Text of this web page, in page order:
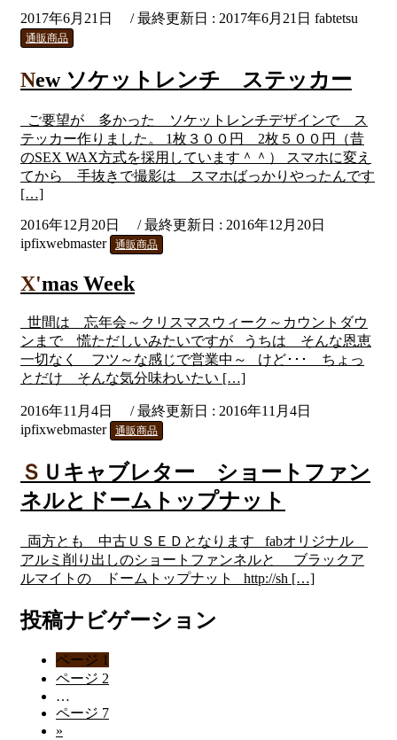
2017年6月21日 / 最終更新日 : 2017年6月21日 fabtetsu
通販商品
New ソケットレンチ ステッカー
ご要望が 多かった ソケットレンチデザインで ス
テッカー作りました。 1枚３００円 2枚５００円（昔
のSEX WAX方式を採用しています＾＾） スマホに変え
てから 手抜きで撮影は スマホばっかりやったんです
[…]
2016年12月20日 / 最終更新日 : 2016年12月20日
ipfixwebmaster
通販商品
X'mas Week
世間は 忘年会～クリスマスウィーク～カウントダウ
ンまで 慌ただしいみたいですが うちは そんな恩恵
一切なく フツ～な感じで営業中～ けど･･･ ちょっ
とだけ そんな気分味わいたい […]
2016年11月4日 / 最終更新日 : 2016年11月4日
ipfixwebmaster
通販商品
ＳＵキャブレター ショートファン
ネルとドームトップナット
両方とも 中古ＵＳＥＤとなります fabオリジナル
アルミ削り出しのショートファンネルと ブラックア
ルマイトの ドームトップナット http://sh […]
投稿ナビゲーション
ページ 1
ページ 2
…
ページ 7
»